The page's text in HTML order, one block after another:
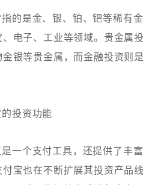
的是金、银、铂、钯等稀有
电子、工业等领域。贵金属
银等贵金属，而金融投资则
投资功能
一个支付工具，还提供了丰
宝也在不断扩展其投资产品